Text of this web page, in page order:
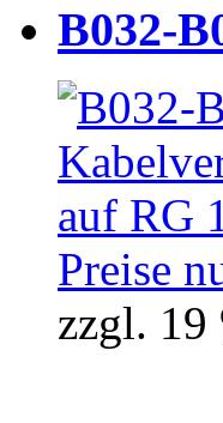
B032-
Preise
zzgl. 19